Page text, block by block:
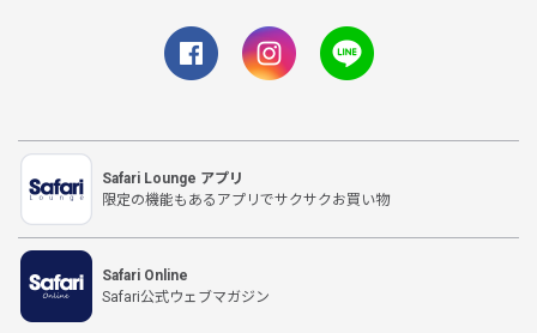
Safari Lounge アプリ
限定の機能もあるアプリでサクサクお買い物
Safari Online
Safari公式ウェブマガジン